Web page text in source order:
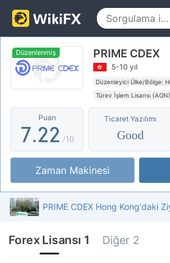
Düzenlenmiş PRIME CDEX
5-10 yıl
Düzenleyici Ülke/Bölge:
Türev İşlem Lisansı (AGN)
Şüpheli İş Kapsamı
Puan
2
3
4
6
7
8
9
.
1
2
3
4
5
6
7
1
2
3
4
5
6
7
/10
Ticaret Yazılımı
Good
Zaman Makinesi
Forex Lisansı 1 Diğer 2